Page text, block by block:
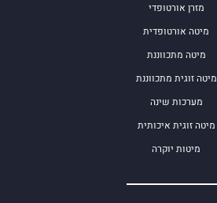
מזרן אורטופדי
מיטה אורטופדית
מיטה מתכווננת
מיטה זוגית מתכווננת
מערכות שינה
מיטה זוגית איכותית
מיטות יוקרה